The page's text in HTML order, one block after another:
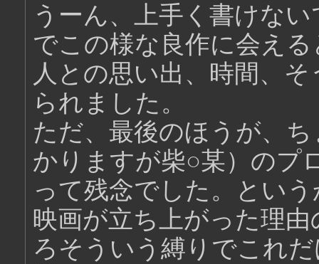
うーん、上手く書けな
でこの様な良作に会え
人との思い出、時間、
られました。
ただ、最後のほうが、
かりますが柴○某）のプ
って残念でした。とい
映画が立ち上がった理
ろそういう縛りでこれ